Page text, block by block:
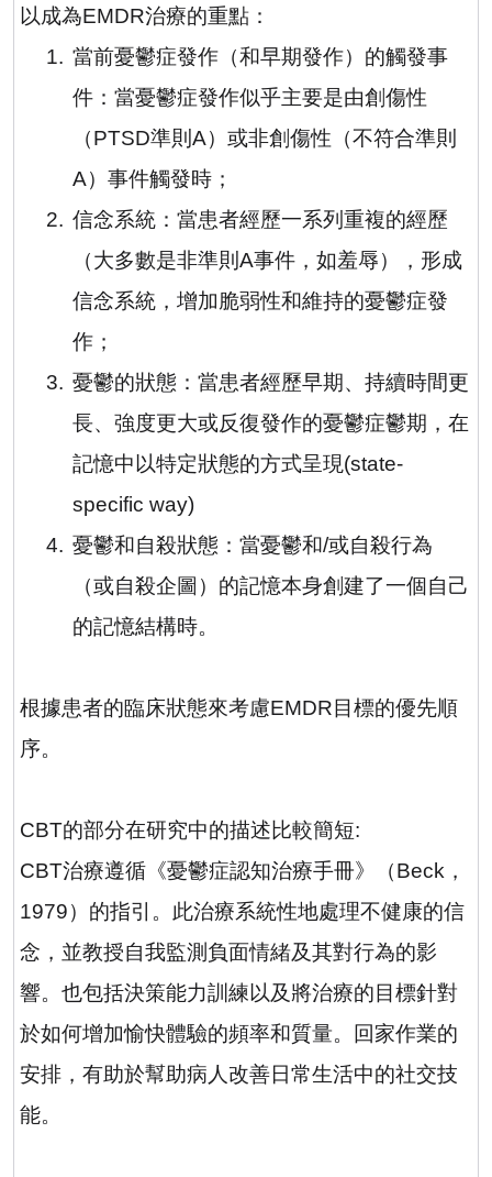
以成為EMDR治療的重點：
1. 當前憂鬱症發作（和早期發作）的觸發事
件：當憂鬱症發作似乎主要是由創傷性
（PTSD準則 A）或非創傷性（不符合準則
A）事件觸發時；
2. 信念系統：當患者經歷一系列重複的經歷
（大多數是非準則 A事件，如羞辱），形成
信念系統，增加脆弱性和維持的憂鬱症發
作；
3. 憂鬱的狀態：當患者經歷早期、持續時間更
長、強度更大或反復發作的憂鬱症鬱期，在
記憶中以特定狀態的方式呈現(state-
specific way)
4. 憂鬱和自殺狀態：當憂鬱和/或自殺行為
（或自殺企圖）的記憶本身創建了一個自己
的記憶結構時。
根據患者的臨床狀態來考慮EMDR 目標的優先順
序。
CBT的部分在研究中的描述比較簡短:
CBT治療遵循《憂鬱症認知治療手冊》（Beck ，
1979）的指引。此治療系統性地處理不健康的信
念，並教授自我監測負面情緒及其對行為的影
響。也包括決策能力訓練以及將治療的目標針對
於如何增加愉快體驗的頻率和質量。回家作業的
安排，有助於幫助病人改善日常生活中的社交技
能。